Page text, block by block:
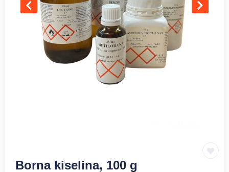
Borna kiselina, 100 g